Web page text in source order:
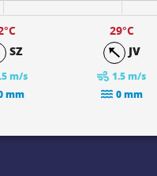
°C
SZ
m/s
mm
29°C
JV
1.5 m/s
0 mm